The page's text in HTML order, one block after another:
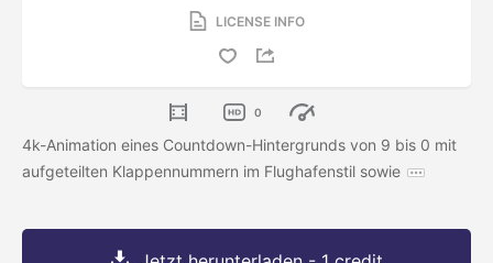
LICENSE INFO
0
4k-Animation eines Countdown-Hintergrunds von 9 bis 0 mit
aufgeteilten Klappennummern im Flughafenstil sowie